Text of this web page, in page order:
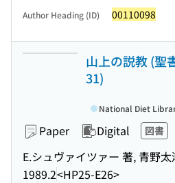
Author Heading (ID) 00110098
山上の説教 (聖
31)
Paper Digital 図書
E.シュヴァイツァー 著, 青野
1989.2<HP25-E26>
National Diet